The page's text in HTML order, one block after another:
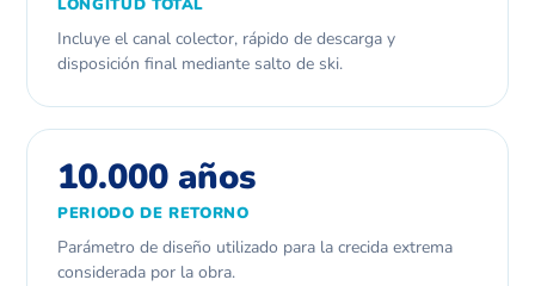
LONGITUD TOTAL
Incluye el canal colector, rápido de descarga y
disposición final mediante salto de ski.
10.000 años
PERIODO DE RETORNO
Parámetro de diseño utilizado para la crecida extrema
considerada por la obra.